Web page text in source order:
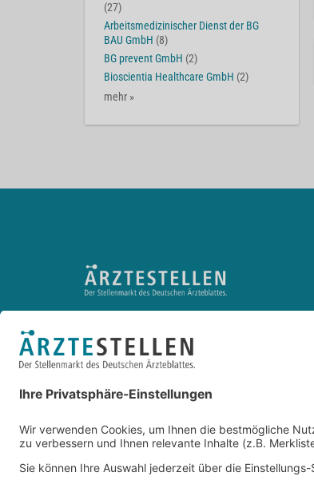
(27)
Arbeitsmedizinischer Dienst der BG
BAU GmbH (8)
BG prevent GmbH (2)
Bioscientia Healthcare GmbH (2)
mehr »